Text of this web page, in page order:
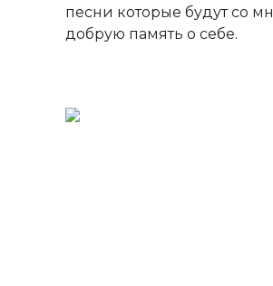
песни которые будут со
добрую память о себе.